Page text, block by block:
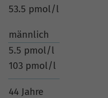
53.5 pmol/l
männlich
5.5 pmol/l
103 pmol/l
44 Jahre